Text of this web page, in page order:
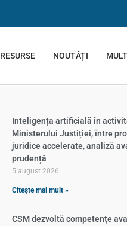
RESURSE NOUTĂȚI
Inteligența artificială în
Ministerului Justiției, între
juridice accelerate, analiză
prudență
5 august 2026
Citește mai mult »
CSM dezvoltă competențe